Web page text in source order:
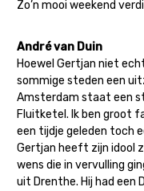
Zo’n mooi weekend
André van Duin
Hoewel Gertjan niet
sommige steden een
Amsterdam staat een
Fluitketel. Ik ben groot
een tijdje geleden toch
Gertjan heeft zijn idool
wens die in vervulling
uit Drenthe. Hij had een